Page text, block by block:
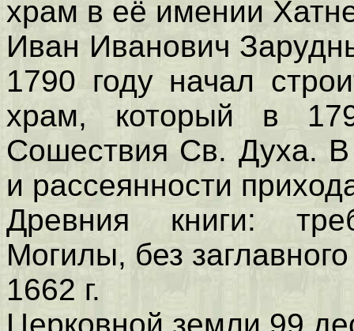
храм в её имении
Иван Иванович
1790 году начал
храм, который в
Сошествия Св. Духа. В
и рассеянности
Древния книги:
Могилы, без
1662 г.